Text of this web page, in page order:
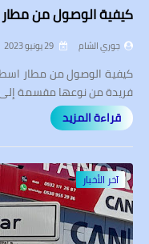
كيفية الوصول من
جوري الشام
كيفية الوصول من مطار
فريدة من نوعها مقسمة
قراءة المزيد
آخر الأخبار